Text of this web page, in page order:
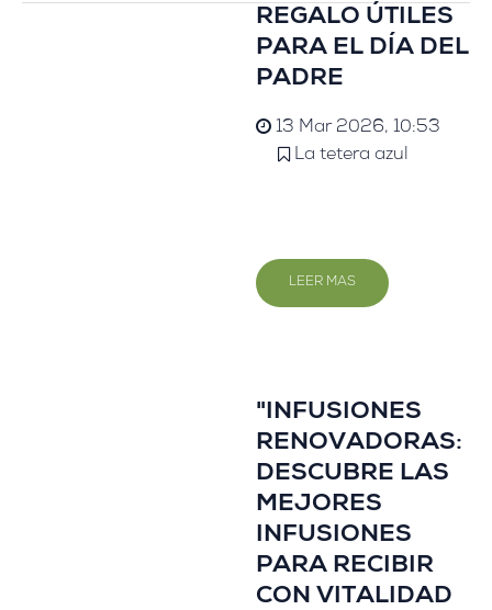
REGALO ÚTILES
PARA EL DÍA DEL
PADRE
13 Mar 2026, 10:53
La tetera azul
LEER MAS
"INFUSIONES
RENOVADORAS:
DESCUBRE LAS
MEJORES
INFUSIONES
PARA RECIBIR
CON VITALIDAD